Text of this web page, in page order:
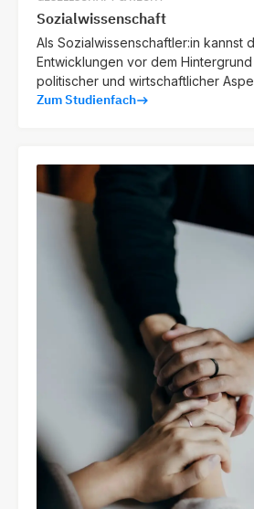
Sozialwissenschaft
Als Sozialwissenschaftler:in kannst
Entwicklungen vor dem
politischer und wirtschaftlicher
und Lösungsstrategien für soziale
Zum Studienfach